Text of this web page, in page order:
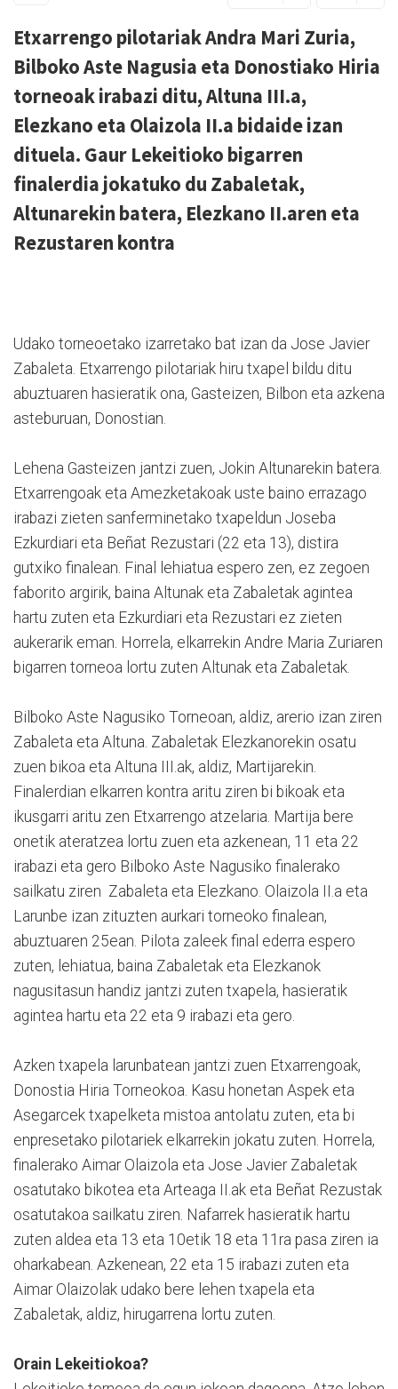
Etxarrengo pilotariak Andra Mari Zuria,
Bilboko Aste Nagusia eta Donostiako Hiria
torneoak irabazi ditu, Altuna III.a,
Elezkano eta Olaizola II.a bidaide izan
dituela. Gaur Lekeitioko bigarren
finalerdia jokatuko du Zabaletak,
Altunarekin batera, Elezkano II.aren eta
Rezustaren kontra
Udako torneoetako izarretako bat izan da Jose Javier
Zabaleta. Etxarrengo pilotariak hiru txapel bildu ditu
abuztuaren hasieratik ona, Gasteizen, Bilbon eta azkena
asteburuan, Donostian.
Lehena Gasteizen jantzi zuen, Jokin Altunarekin batera.
Etxarrengoak eta Amezketakoak uste baino errazago
irabazi zieten sanferminetako txapeldun Joseba
Ezkurdiari eta Beñat Rezustari (22 eta 13), distira
gutxiko finalean. Final lehiatua espero zen, ez zegoen
faborito argirik, baina Altunak eta Zabaletak agintea
hartu zuten eta Ezkurdiari eta Rezustari ez zieten
aukerarik eman. Horrela, elkarrekin Andre Maria Zuriaren
bigarren torneoa lortu zuten Altunak eta Zabaletak.
Bilboko Aste Nagusiko Torneoan, aldiz, arerio izan ziren
Zabaleta eta Altuna. Zabaletak Elezkanorekin osatu
zuen bikoa eta Altuna III.ak, aldiz, Martijarekin.
Finalerdian elkarren kontra aritu ziren bi bikoak eta
ikusgarri aritu zen Etxarrengo atzelaria. Martija bere
onetik ateratzea lortu zuen eta azkenean, 11 eta 22
irabazi eta gero Bilboko Aste Nagusiko finalerako
sailkatu ziren Zabaleta eta Elezkano. Olaizola II.a eta
Larunbe izan zituzten aurkari torneoko finalean,
abuztuaren 25ean. Pilota zaleek final ederra espero
zuten, lehiatua, baina Zabaletak eta Elezkanok
nagusitasun handiz jantzi zuten txapela, hasieratik
agintea hartu eta 22 eta 9 irabazi eta gero.
Azken txapela larunbatean jantzi zuen Etxarrengoak,
Donostia Hiria Torneokoa. Kasu honetan Aspek eta
Asegarcek txapelketa mistoa antolatu zuten, eta bi
enpresetako pilotariek elkarrekin jokatu zuten. Horrela,
finalerako Aimar Olaizola eta Jose Javier Zabaletak
osatutako bikotea eta Arteaga II.ak eta Beñat Rezustak
osatutakoa sailkatu ziren. Nafarrek hasieratik hartu
zuten aldea eta 13 eta 10etik 18 eta 11ra pasa ziren ia
oharkabean. Azkenean, 22 eta 15 irabazi zuten eta
Aimar Olaizolak udako bere lehen txapela eta
Zabaletak, aldiz, hirugarrena lortu zuten.
Orain Lekeitiokoa?